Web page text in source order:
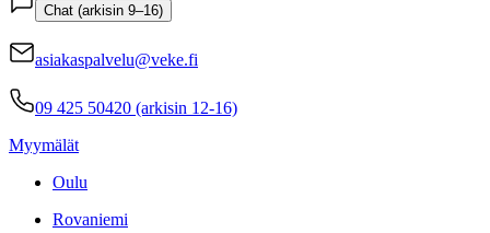
Chat (arkisin 9–16)
asiakaspalvelu@veke.fi
09 425 50420 (arkisin 12-16)
Myymälät
Oulu
Rovaniemi